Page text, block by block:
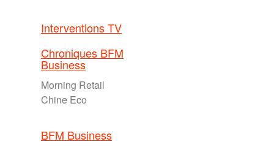
Interventions TV
Chroniques BFM
Business
Morning Retail
Chine Eco
BFM Business